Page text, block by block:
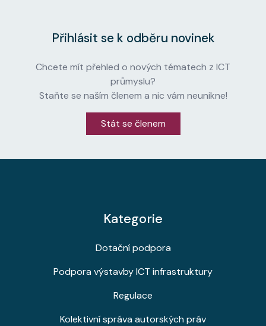
Přihlásit se k odběru novinek
Chcete mít přehled o nových tématech z ICT
průmyslu?
Staňte se naším členem a nic vám neunikne!
Stát se členem
Kategorie
Dotační podpora
Podpora výstavby ICT infrastruktury
Regulace
Kolektivní správa autorských práv